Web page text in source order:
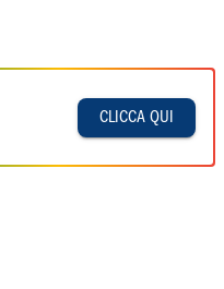
CLICCA QUI